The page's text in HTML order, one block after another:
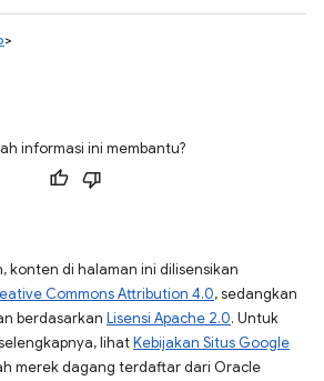
>
informasi ini membantu?
konten di halaman ini dilisensikan
Commons Attribution 4.0, sedangkan
berdasarkan Lisensi Apache 2.0. Untuk
lihatKebijakan Situs Google
merek dagang terdaftar dari Oracle